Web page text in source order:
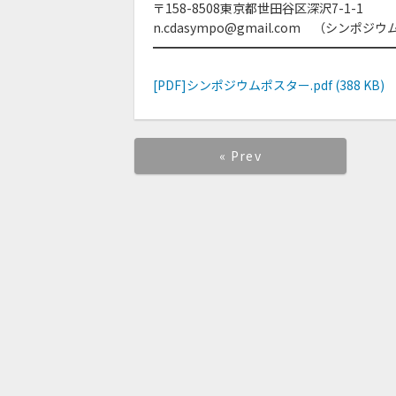
〒158-8508東京都世田谷区深沢7-1-1
n.cdasympo@gmail.com （シンポジウム
[PDF]シンポジウムポスター.pdf (388 KB)
« Prev